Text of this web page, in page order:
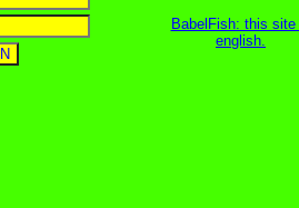
BabelFish: this site
english.